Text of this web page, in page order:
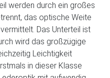
werden durch ein großes
das optische Weite
Das Unterteil ist
wird das großzügige
Leichtigkeit
in dieser Klasse